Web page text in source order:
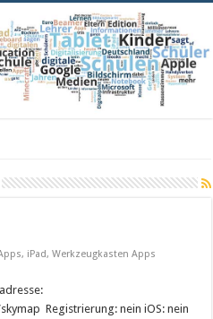
, iPad,Werkzeugkasten Apps
Registrierung: nein iOS: nein